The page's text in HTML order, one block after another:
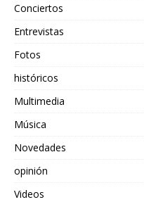
Conciertos
Entrevistas
Fotos
históricos
Multimedia
Música
Novedades
opinión
Videos